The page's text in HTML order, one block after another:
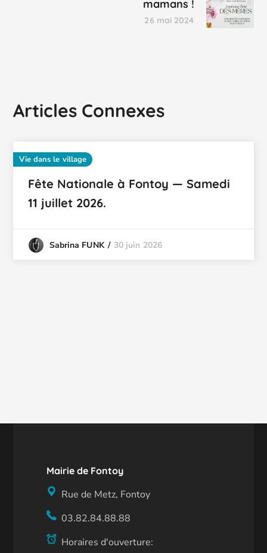
mamans !
26 mai 2024
Articles Connexes
Vie dans le village
Fête Nationale à Fontoy — Samedi
11 juillet 2026.
Sabrina FUNK 30 juin 2026
Mairie de Fontoy
Rue de Metz, Fontoy
03.82.84.88.88
Horaires d'ouverture: